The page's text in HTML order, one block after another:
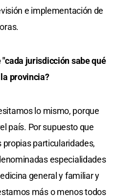
e implementación de
jurisdicción sabe qué
provincia?
lo mismo, porque
país. Por supuesto que
particularidades,
especialidades
general y familiar y
más o menos todos